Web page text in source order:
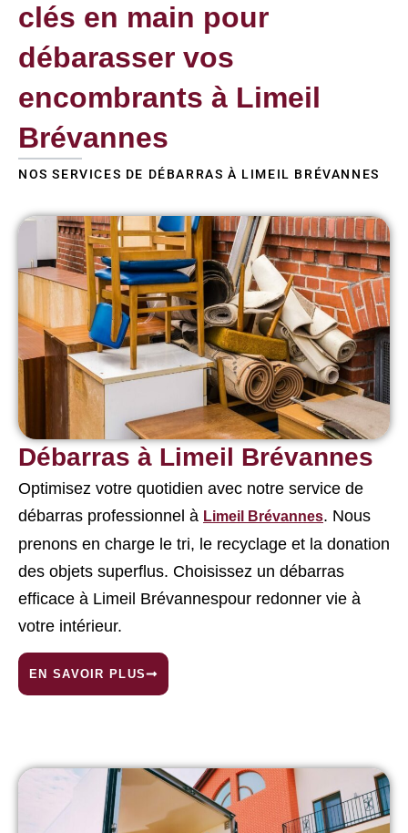
clés en main pour
débarasser vos
encombrants à Limeil
Brévannes
NOS SERVICES DE DÉBARRAS À LIMEIL BRÉVANNES
Débarras à Limeil Brévannes
Optimisez votre quotidien avec notre service de
débarras professionnel à Limeil Brévannes. Nous
prenons en charge le tri, le recyclage et la donation
des objets superflus. Choisissez un débarras
efficace à Limeil Brévannespour redonner vie à
votre intérieur.
EN SAVOIR PLUS